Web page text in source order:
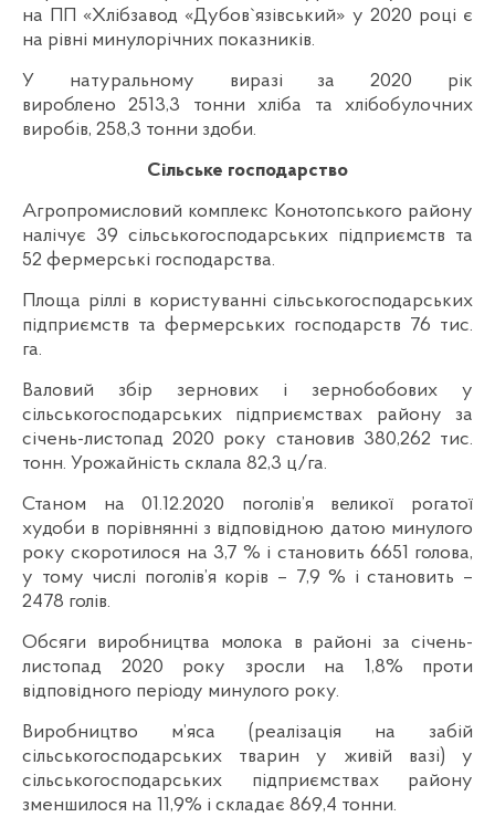
на ПП «Хлібзавод «Дубов`язівський» у 2020 році є
на рівні минулорічних показників.
У натуральному виразі за 2020 рік
вироблено 2513,3 тонни хліба та хлібобулочних
виробів, 258,3 тонни здоби.
Сільське господарство
Агропромисловий комплекс Конотопського району
налічує 39 сільськогосподарських підприємств та
52 фермерські господарства.
Площа ріллі в користуванні сільськогосподарських
підприємств та фермерських господарств 76 тис.
га.
Валовий збір зернових і зернобобових у
сільськогосподарських підприємствах району за
січень-листопад 2020 року становив 380,262 тис.
тонн. Урожайність склала 82,3 ц/га.
Станом на 01.12.2020 поголів’я великої рогатої
худоби в порівнянні з відповідною датою минулого
року скоротилося на 3,7 % і становить 6651 голова,
у тому числі поголів’я корів – 7,9 % і становить –
2478 голів.
Обсяги виробництва молока в районі за січень-
листопад 2020 року зросли на 1,8% проти
відповідного періоду минулого року.
Виробництво м’яса (реалізація на забій
сільськогосподарських тварин у живій вазі) у
сільськогосподарських підприємствах району
зменшилося на 11,9% і складає 869,4 тонни.